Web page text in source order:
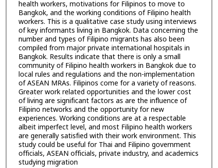
health workers, motivations for Filipinos to move to
Bangkok, and the working conditions of Filipino health
workers. This is a qualitative case study using interviews
of key informants living in Bangkok. Data concerning the
number and types of Filipino migrants has also been
compiled from major private international hospitals in
Bangkok. Results indicate that there is only a small
community of Filipino health workers in Bangkok due to
local rules and regulations and the non-implementation
of ASEAN MRAs. Filipinos come for a variety of reasons.
Greater work related opportunities and the lower cost
of living are significant factors as are the influence of
Filipino networks and the opportunity for new
experiences. Working conditions are at a respectable
albeit imperfect level, and most Filipino health workers
are generally satisfied with their work environment. This
study could be useful for Thai and Filipino government
officials, ASEAN officials, private industry, and academics
studying migration